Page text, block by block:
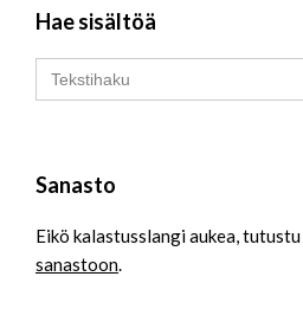
Hae sisältöä
Search
for:
Sanasto
Eikö kalastusslangi aukea, tutustu
sanastoon.